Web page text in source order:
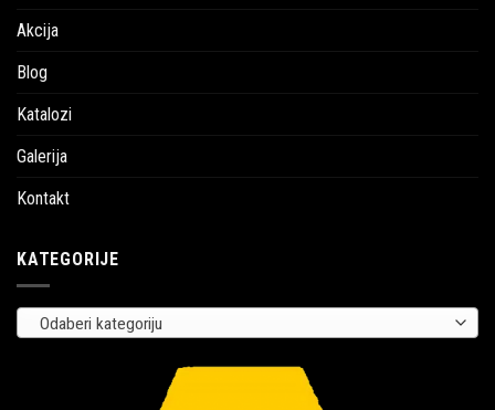
Akcija
Blog
Katalozi
Galerija
Kontakt
KATEGORIJE
Odaberi kategoriju